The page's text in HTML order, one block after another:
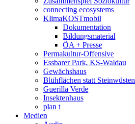
connecting ecosystems
KlimaKOSTmobil
Dokumentation
Bildungsmaterial
ÖA + Presse
Permakultur-Offensive
Essbarer Park, KS-Waldau
Gewächshaus
Blühflächen statt Steinwüsten
Guerilla Verde
Insektenhaus
plan t
Medien